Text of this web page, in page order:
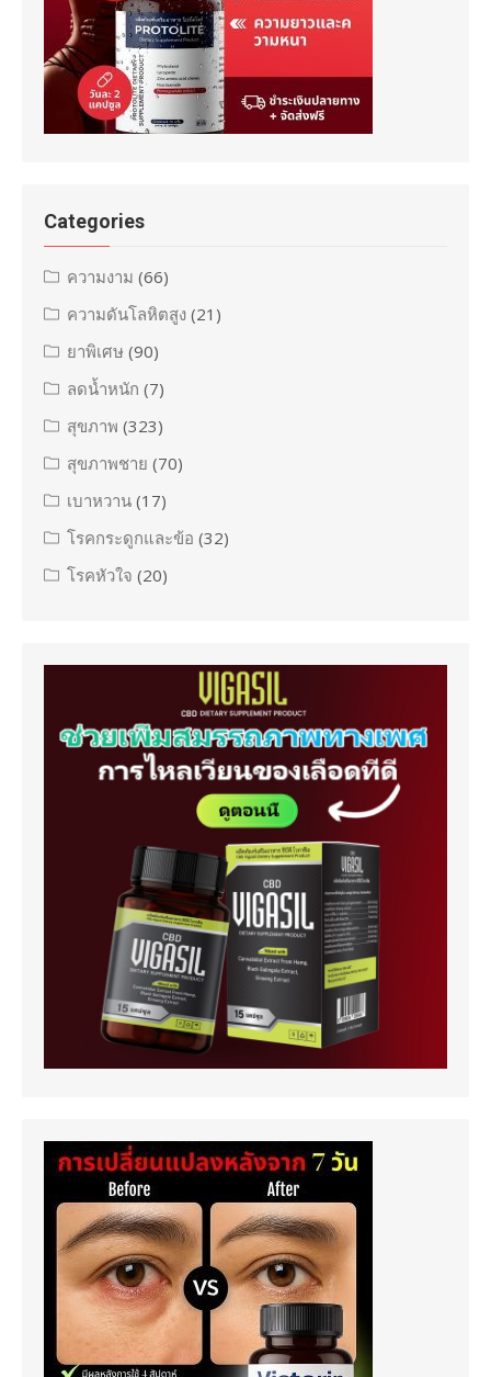
Categories
ความงาม (66)
ความดันโลหิตสูง (21)
ยาพิเศษ (90)
ลดน้ำหนัก (7)
สุขภาพ (323)
สุขภาพชาย (70)
เบาหวาน (17)
โรคกระดูกและข้อ (32)
โรคหัวใจ (20)